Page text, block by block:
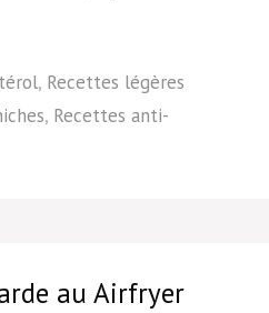
, Recettes légères
, Recettes anti-
au Airfryer